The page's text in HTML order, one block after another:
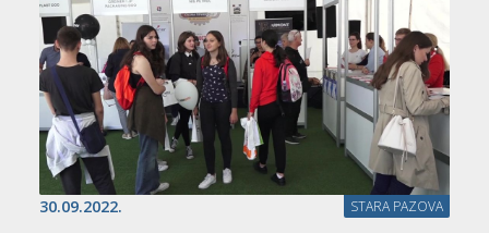
30.09.2022. STARA PAZOVA